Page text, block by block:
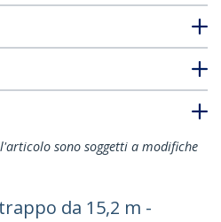
sono soggetti a modifiche
da 15,2 m -